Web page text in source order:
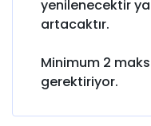
yenilenecektir
artacaktır.
Minimum 2
gerektiriyor.